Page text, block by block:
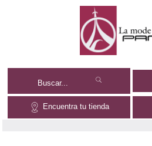
Encuentra tu tienda